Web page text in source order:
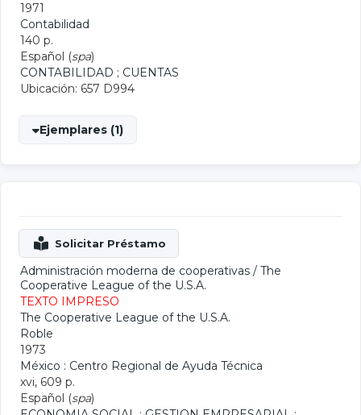
1971
Contabilidad
140 p.
Español (spa)
CONTABILIDAD ; CUENTAS
Ubicación: 657 D994
Ejemplares (1)
Administración moderna de cooperativas / The
Cooperative League of the U.S.A.
TEXTO IMPRESO
The Cooperative League of the U.S.A.
Roble
1973
México : Centro Regional de Ayuda Técnica
xvi, 609 p.
Español (spa)